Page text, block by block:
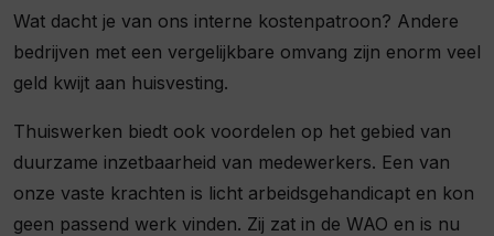
Wat dacht je van ons interne kostenpatroon? Andere
bedrijven met een vergelijkbare omvang zijn enorm veel
geld kwijt aan huisvesting.
Thuiswerken biedt ook voordelen op het gebied van
duurzame inzetbaarheid van medewerkers. Een van
onze vaste krachten is licht arbeidsgehandicapt en kon
geen passend werk vinden. Zij zat in de WAO en is nu